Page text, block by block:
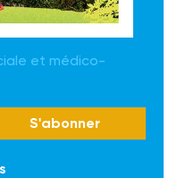
et médico-
S'abonner